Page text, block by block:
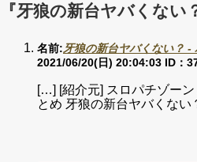
『牙狼の新台ヤバくない
名前:牙狼の新台ヤバくない？ -
2021/06/20(日) 20:04:03 ID：
[…] [紹介元] スロパチゾーン
とめ 牙狼の新台ヤバくない